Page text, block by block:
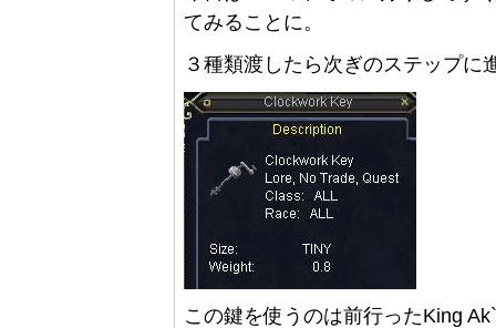
てみることに。
３種類渡したら次ぎのステップに
この鍵を使うのは前行ったKing